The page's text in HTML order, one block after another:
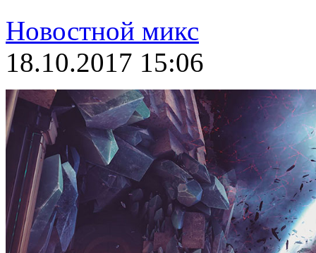
Новостной микс
18.10.2017 15:06